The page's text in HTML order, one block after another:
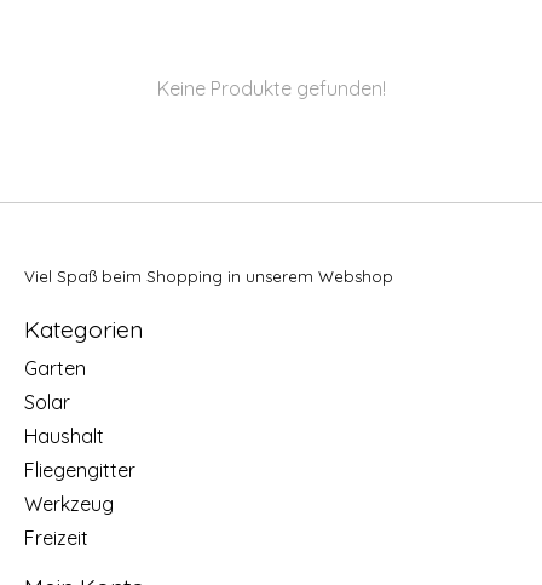
Keine Produkte gefunden!
Viel Spaß beim Shopping in unserem Webshop
Kategorien
Garten
Solar
Haushalt
Fliegengitter
Werkzeug
Freizeit